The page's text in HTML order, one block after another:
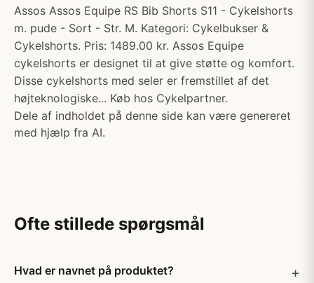
Assos Assos Equipe RS Bib Shorts S11 - Cykelshorts
m. pude - Sort - Str. M. Kategori: Cykelbukser &
Cykelshorts. Pris: 1489.00 kr. Assos Equipe
cykelshorts er designet til at give støtte og komfort.
Disse cykelshorts med seler er fremstillet af det
højteknologiske... Køb hos Cykelpartner.
Dele af indholdet på denne side kan være genereret
med hjælp fra AI.
Ofte stillede spørgsmål
Hvad er navnet på produktet?